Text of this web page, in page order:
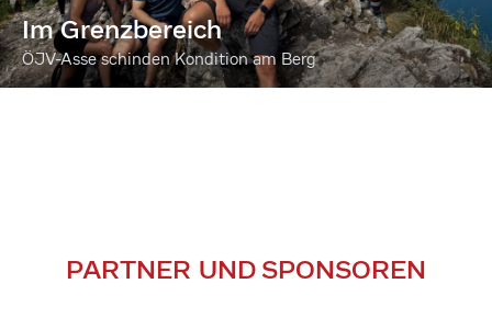
Im Grenzbereich
ÖJV-Asse schinden Kondition am Berg
PARTNER UND SPONSOREN